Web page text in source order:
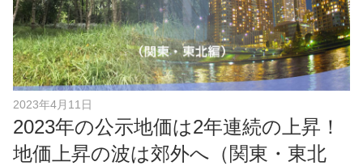
2023年4月11日
2023年の公示地価は2年連続の上昇！
地価上昇の波は郊外へ（関東・東北